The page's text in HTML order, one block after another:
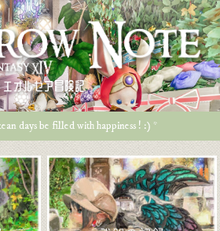
エオルゼア冒険記
days be filled with happiness ! :) *